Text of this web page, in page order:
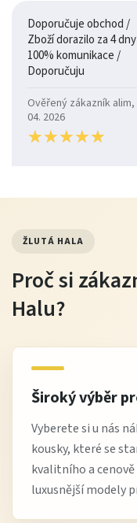
Doporučuje obchod /
Zboží dorazilo za 4
100% komunikace /
Doporučuju
Ověřený zákazník alim,
04. 2026
★★★★★
★★★★★
ŽLUTÁ HALA
Proč si
Halu?
Široký výběr
Vyberete si u nás
kousky, které se
kvalitního a
luxusnější modely